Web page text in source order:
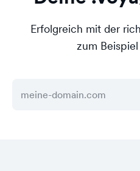
Erfolgreich mit der
zum